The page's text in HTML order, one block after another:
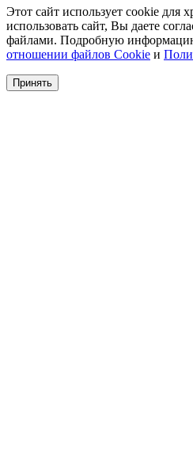
Этот сайт использует cookie для
использовать сайт, Вы даете
файлами. Подробную
отношении файлов Cookie и
Принять